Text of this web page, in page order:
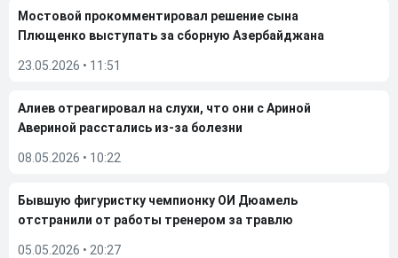
Мостовой прокомментировал решение сына
Плющенко выступать за сборную Азербайджана
23.05.2026 • 11:51
Алиев отреагировал на слухи, что они с Ариной
Авериной расстались из-за болезни
08.05.2026 • 10:22
Бывшую фигуристку чемпионку ОИ Дюамель
отстранили от работы тренером за травлю
05.05.2026 • 20:27